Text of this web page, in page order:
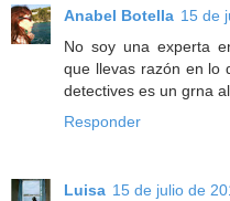
Anabel Botella 15 de
No soy una experta
que llevas razón en lo
detectives es un grna
Responder
Luisa 15 de julio de